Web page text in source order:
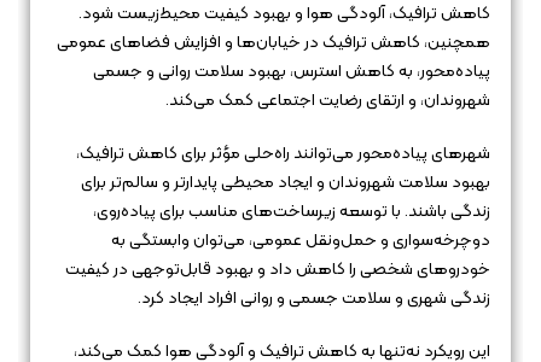
کاهش ترافیک، آلودگی هوا و بهبود کیفیت محیط‌زیست شود.
همچنین، کاهش ترافیک در خیابان‌ها و افزایش فضاهای عمومی
پیاده‌محور، به کاهش استرس، بهبود سلامت روانی و جسمی
شهروندان، و ارتقای رضایت اجتماعی کمک می‌کند.
شهرهای پیاده‌محور می‌توانند راه‌حلی مؤثر برای کاهش ترافیک،
بهبود سلامت شهروندان و ایجاد محیطی پایدارتر و سالم‌تر برای
زندگی باشند. با توسعه زیرساخت‌های مناسب برای پیاده‌روی،
دوچرخه‌سواری و حمل‌ونقل عمومی، می‌توان وابستگی به
خودروهای شخصی را کاهش داد و بهبود قابل‌توجهی در کیفیت
زندگی شهری و سلامت جسمی و روانی افراد ایجاد کرد.
این رویکرد نه‌تنها به کاهش ترافیک و آلودگی هوا کمک می‌کند،